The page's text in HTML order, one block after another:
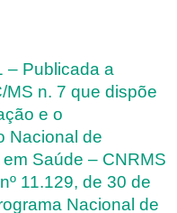
– Publicada a
MS n. 7 que dispõe
e o
Nacional de
Saúde – CNRMS
11.129, de 30 de
Nacional de